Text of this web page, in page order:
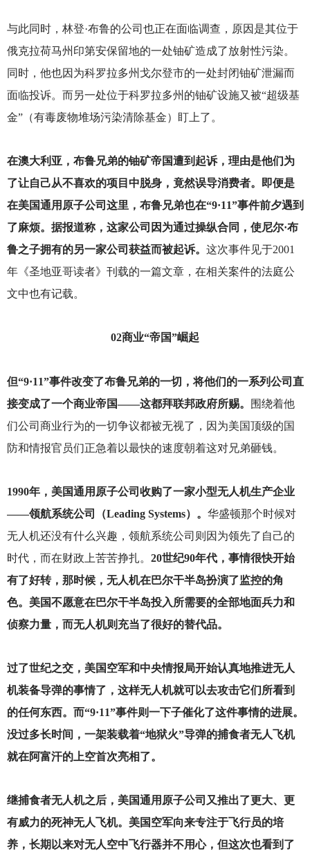
与此同时，林登·布鲁的公司也正在面临调查，原因是其位于
俄克拉荷马州印第安保留地的一处铀矿造成了放射性污染。
同时，他也因为科罗拉多州戈尔登市的一处封闭铀矿泄漏而
面临投诉。而另一处位于科罗拉多州的铀矿设施又被“超级基
金”（有毒废物堆场污染清除基金）盯上了。
在澳大利亚，布鲁兄弟的铀矿帝国遭到起诉，理由是他们为
了让自己从不喜欢的项目中脱身，竟然误导消费者。即便是
在美国通用原子公司这里，布鲁兄弟也在“9·11”事件前夕遇到
了麻烦。据报道称，这家公司因为通过操纵合同，使尼尔·布
鲁之子拥有的另一家公司获益而被起诉。 这次事件见于2001
年《圣地亚哥读者》刊载的一篇文章，在相关案件的法庭公
文中也有记载。
02商业“帝国”崛起
但“9·11”事件改变了布鲁兄弟的一切，将他们的一系列公司直
接变成了一个商业帝国——这都拜联邦政府所赐。
围绕着他
们公司商业行为的一切争议都被无视了，因为美国顶级的国
防和情报官员们正急着以最快的速度朝着这对兄弟砸钱。
1990年，美国通用原子公司收购了一家小型无人机生产企业
——领航系统公司（Leading Systems）。 华盛顿那个时候对
无人机还没有什么兴趣，领航系统公司则因为领先了自己的
时代，而在财政上苦苦挣扎。 20世纪90年代，事情很快开始
有了好转，那时候，无人机在巴尔干半岛扮演了监控的角
色。美国不愿意在巴尔干半岛投入所需要的全部地面兵力和
侦察力量，而无人机则充当了很好的替代品。
过了世纪之交，美国空军和中央情报局开始认真地推进无人
机装备导弹的事情了，这样无人机就可以去攻击它们所看到
的任何东西。而“9·11”事件则一下子催化了这件事情的进展。
没过多长时间，一架装载着“地狱火”导弹的捕食者无人飞机
就在阿富汗的上空首次亮相了。
继捕食者无人机之后，美国通用原子公司又推出了更大、更
有威力的死神无人飞机。美国空军向来专注于飞行员的培
养，长期以来对无人空中飞行器并不用心，但这次也看到了